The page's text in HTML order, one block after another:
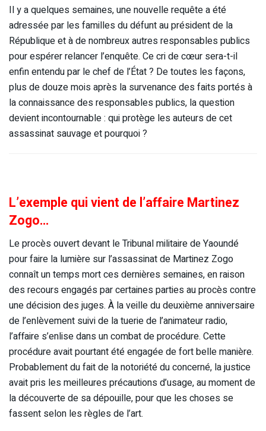
Il y a quelques semaines, une nouvelle requête a été
adressée par les familles du défunt au président de la
République et à de nombreux autres responsables publics
pour espérer relancer l’enquête. Ce cri de cœur sera-t-il
enfin entendu par le chef de l’État ? De toutes les façons,
plus de douze mois après la survenance des faits portés à
la connaissance des responsables publics, la question
devient incontournable : qui protège les auteurs de cet
assassinat sauvage et pourquoi ?
L’exemple qui vient de l’affaire Martinez
Zogo…
Le procès ouvert devant le Tribunal militaire de Yaoundé
pour faire la lumière sur l’assassinat de Martinez Zogo
connaît un temps mort ces dernières semaines, en raison
des recours engagés par certaines parties au procès contre
une décision des juges. À la veille du deuxième anniversaire
de l’enlèvement suivi de la tuerie de l’animateur radio,
l’affaire s’enlise dans un combat de procédure. Cette
procédure avait pourtant été engagée de fort belle manière.
Probablement du fait de la notoriété du concerné, la justice
avait pris les meilleures précautions d’usage, au moment de
la découverte de sa dépouille, pour que les choses se
fassent selon les règles de l’art.